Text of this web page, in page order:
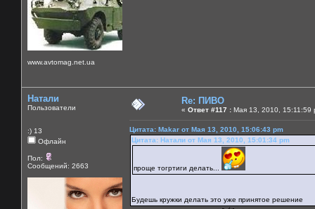
www.avtomag.net.ua
Натали
Пользователи
:) 13
Офлайн
Пол:
Сообщений: 2663
Re: ПИВО
« Ответ #117 : Мая 13, 2010, 15:11:59
Цитата: Makar от Мая 13, 2010, 15:06:43 pm
Цитата: Натали от Мая 13, 2010, 15:01:34 pm
проще тогртиги делать...
Будешь кружки делать это уже принятое решение